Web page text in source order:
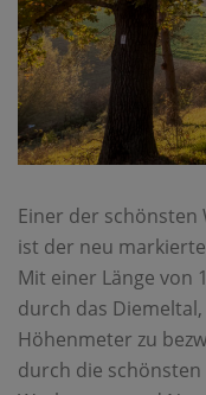
Einer der schönsten
ist der neu
Mit einer Länge von
durch das
Höhenmeter zu
durch die